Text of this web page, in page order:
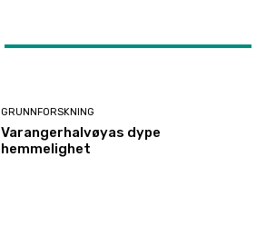
GRUNNFORSKNING
Varangerhalvøyas dype
hemmelighet